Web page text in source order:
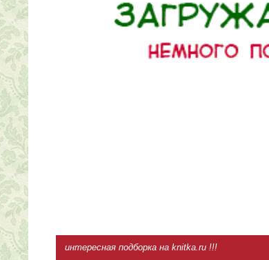
интересная подборка на knitka.ru !!!